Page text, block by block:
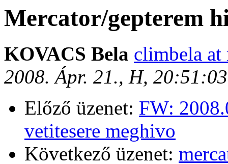
Mercator/gepterem
KOVACS Bela climbela at
2008. Ápr. 21., H,
Előző üzenet: FW:
vetitesere meghivo
Következő üzenet: